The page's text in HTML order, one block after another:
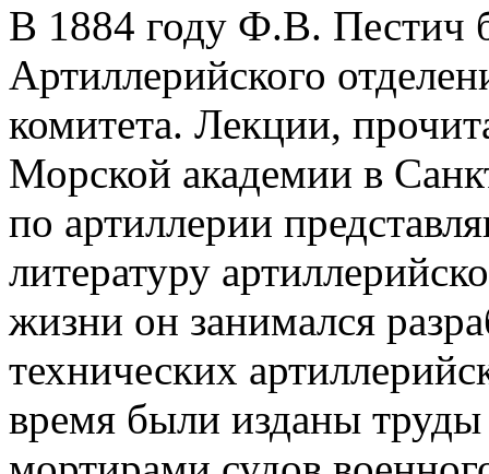
В 1884 году Ф.В. Пестич
Артиллерийского
комитета. Лекции,
Морской академии в
по артиллерии
литературу
жизни он занимался
технических
время были изданы